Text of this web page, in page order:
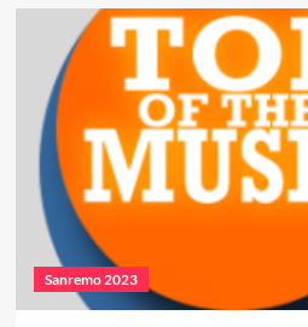
Vorschau
auf
den
vierten
Abend
2023
Sanremo 2023